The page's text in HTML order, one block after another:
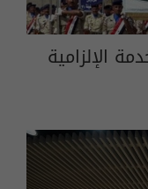
الإلزامية